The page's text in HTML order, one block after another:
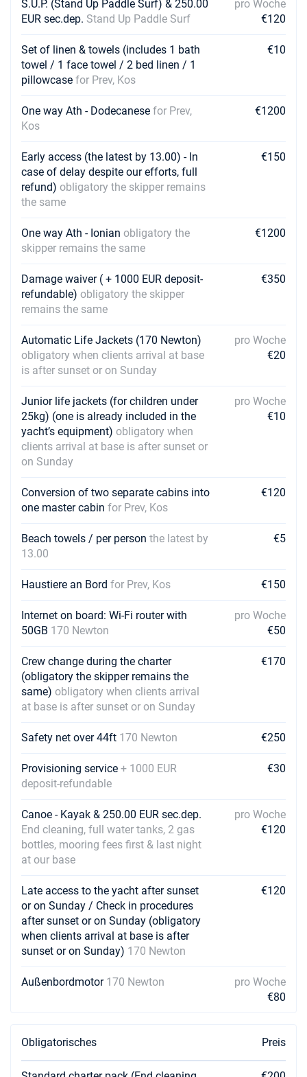
S.U.P. (Stand Up Paddle Surf) & 250.00
EUR sec.dep. Stand Up Paddle Surf
pro Woche
€120
Set of linen & towels (includes 1 bath
towel / 1 face towel / 2 bed linen / 1
pillowcase for Prev, Kos
€10
One way Ath - Dodecanese for Prev,
Kos
€1200
Early access (the latest by 13.00) - In
case of delay despite our efforts, full
refund) obligatory the skipper remains
the same
€150
One way Ath - Ionian obligatory the
skipper remains the same
€1200
Damage waiver ( + 1000 EUR deposit-
refundable) obligatory the skipper
remains the same
€350
Automatic Life Jackets (170 Newton)
obligatory when clients arrival at base
is after sunset or on Sunday
pro Woche
€20
Junior life jackets (for children under
25kg) (one is already included in the
yacht’s equipment) obligatory when
clients arrival at base is after sunset or
on Sunday
pro Woche
€10
Conversion of two separate cabins into
one master cabin for Prev, Kos
€120
Beach towels / per person the latest by
13.00
€5
Haustiere an Bord for Prev, Kos €150
Internet on board: Wi-Fi router with
50GB 170 Newton
pro Woche
€50
Crew change during the charter
(obligatory the skipper remains the
same) obligatory when clients arrival
at base is after sunset or on Sunday
€170
Safety net over 44ft 170 Newton €250
Provisioning service + 1000 EUR
deposit-refundable
€30
Canoe - Kayak & 250.00 EUR sec.dep.
End cleaning, full water tanks, 2 gas
bottles, mooring fees first & last night
at our base
pro Woche
€120
Late access to the yacht after sunset
or on Sunday / Check in procedures
after sunset or on Sunday (obligatory
when clients arrival at base is after
sunset or on Sunday) 170 Newton
€120
Außenbordmotor 170 Newton
pro Woche
€80
Obligatorisches Preis